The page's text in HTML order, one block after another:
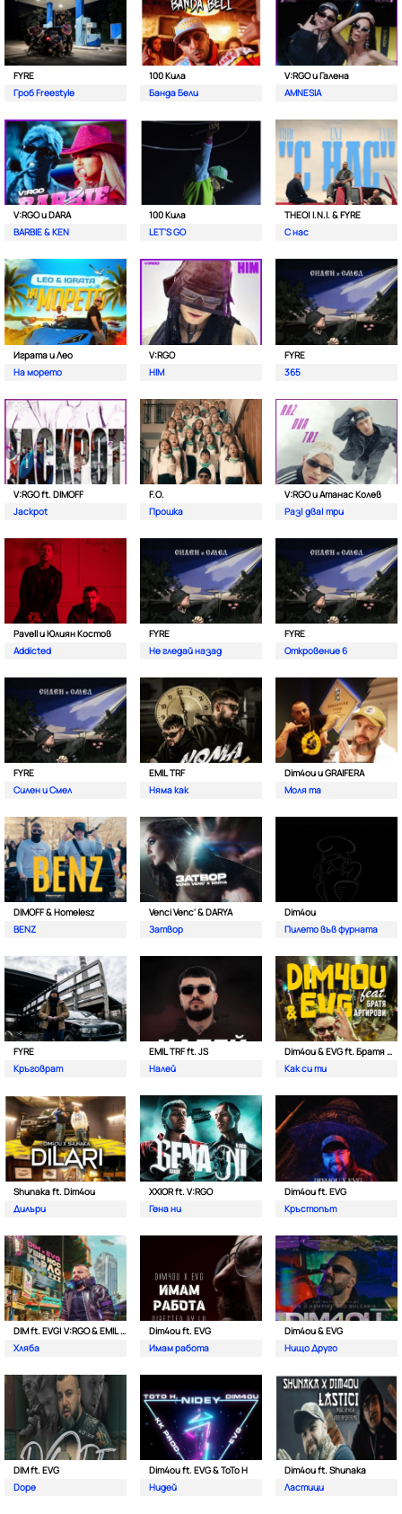
FYRE
Гроб Freestyle
100 Кила
Банда Бели
V:RGO и Галена
AMNESIA
V:RGO и DARA
BARBIE & KEN
100 Кила
LET'S GO
THEO| I.N.I. & FYRE
С нас
Играта и Лео
На морето
V:RGO
HIM
FYRE
365
V:RGO ft. DIMOFF
Jackpot
F.O.
Прошка
V:RGO и Атанас Колев
Раз| два| три
Pavell и Юлиян Костов
Addicted
FYRE
Не гледай назад
FYRE
Откровение 6
FYRE
Силен и Смел
EMIL TRF
Няма как
Dim4ou и GRAIFERA
Моля та
DIMOFF & Homelesz
BENZ
Venci Venc' & DARYA
Затвор
Dim4ou
Пилето във фурната
FYRE
Кръговрат
EMIL TRF ft. JS
Налей
Dim4ou & EVG ft. Братя Аргирови
Как си ти
Shunaka ft. Dim4ou
Дилъри
XXIOR ft. V:RGO
Гена ни
Dim4ou ft. EVG
Кръстопът
DIM ft. EVG| V:RGO & EMIL TRF
Хляба
Dim4ou ft. EVG
Имам работа
Dim4ou & EVG
Нищо Друго
DIM ft. EVG
Dope
Dim4ou ft. EVG & ToTo H
Нидей
Dim4ou ft. Shunaka
Ластици